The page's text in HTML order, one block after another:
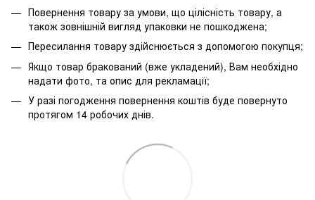
Повернення товару за умови, що цілісність товару, а
також зовнішній вигляд упаковки не пошкоджена;
Пересилання товару здійснюється з допомогою покупця;
Якщо товар бракований (вже укладений), Вам необхідно
надати фото, та опис для рекламації;
У разі погодження повернення коштів буде повернуто
протягом 14 робочих днів.